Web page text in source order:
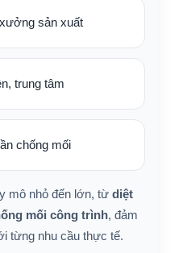
sản xuất
trung tâm
chống mối
mô nhỏ đến lớn, từ diệt
mối công trình, đảm
từng nhu cầu thực tế.